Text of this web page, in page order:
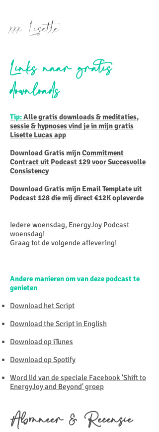
xxx Lisette
Links naar gratis
downloads
Tip:Alle gratis downloads & meditaties,
sessie & hypnoses vind je in mijn gratis
Lisette Lucas app
Download Gratis mijnCommitment
Contract uit Podcast 129 voor Succesvolle
Consistency
Download Gratis mijn Email Template uit
Podcast 128 die mij direct €12Kopleverde
Iedere woensdag, EnergyJoy Podcast
woensdag!
Graag tot de volgende aflevering!
Andere manieren om van deze podcast te
genieten
Download het Script
Download the Script in English
Download op iTunes
Download op Spotify
Word lid van de speciale Facebook 'Shift to
EnergyJoy and Beyond' groep
Abonneer & Recensie